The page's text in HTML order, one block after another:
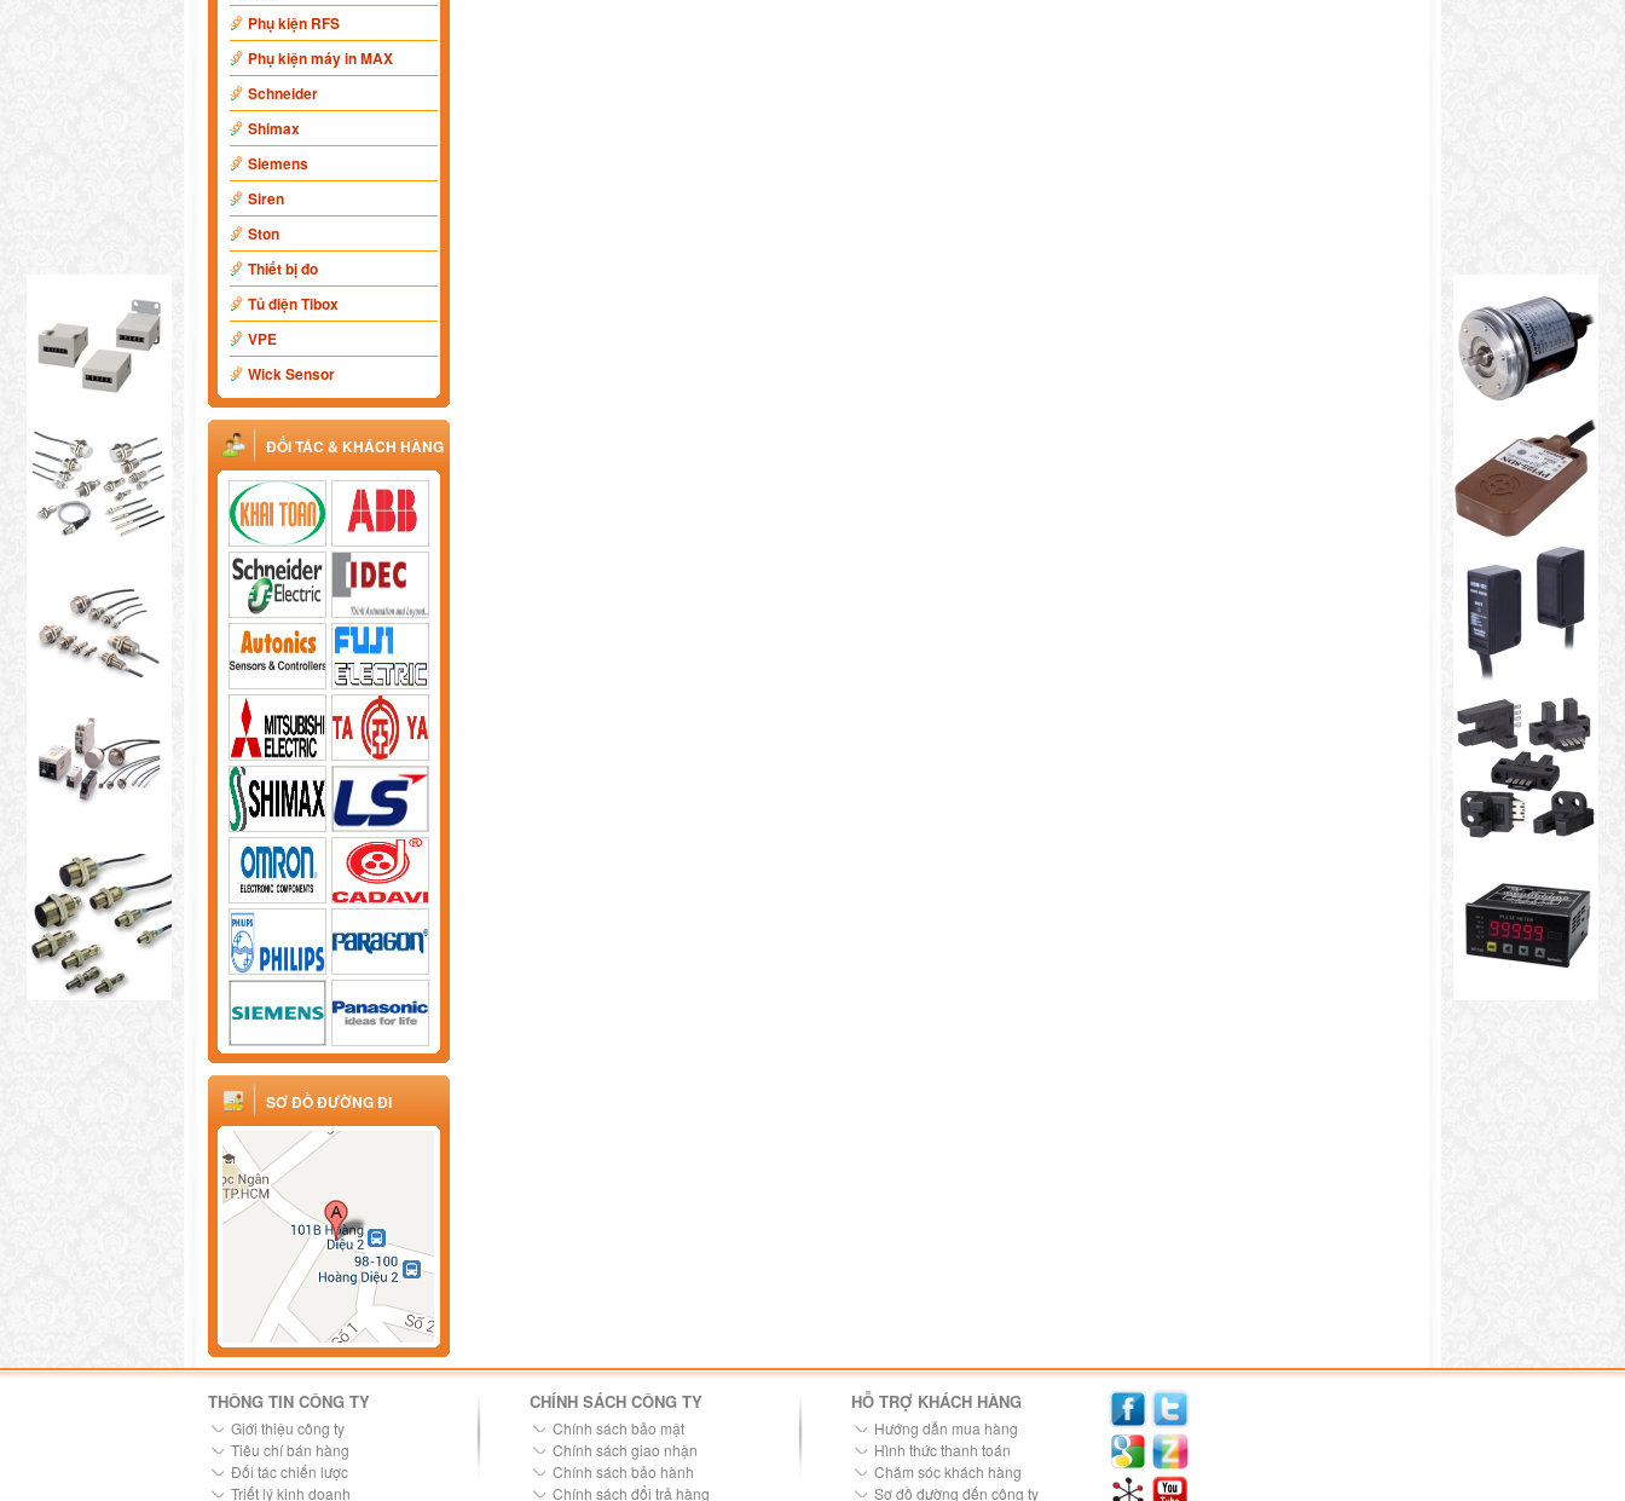
Phụ kiện RFS
Phụ kiện máy in MAX
Schneider
Shimax
Siemens
Siren
Ston
Thiết bị đo
Tủ điện Tibox
VPE
Wick Sensor
ĐỐI TÁC & KHÁCH HÀNG
SƠ ĐỒ ĐƯỜNG ĐI
THÔNG TIN CÔNG TY
Giới thiệu công ty
Tiêu chí bán hàng
Đối tác chiến lược
Triết lý kinh doanh
CHÍNH SÁCH CÔNG TY
Chính sách bảo mật
Chính sách giao nhận
Chính sách bảo hành
Chính sách đổi trả hàng
HỖ TRỢ KHÁCH HÀNG
Hướng dẫn mua hàng
Hình thức thanh toán
Chăm sóc khách hàng
Sơ đồ đường đến công ty